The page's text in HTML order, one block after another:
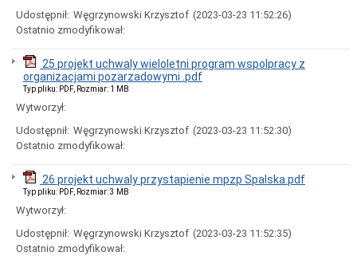
Skargi
wnioski,
petycje
Procedura
dokonywania
zgłoszeń
naruszeń
prawa
podejmowania
działań
następczych
w
Miasta
w
Udostępnił: Węgrzynowski Krzysztof (2023-03-23 11:52:26)
Ostatnio zmodyfikował:
25 projekt uchwaly wieloletni program wspolpracy z
organizacjami pozarzadowymi .pdf
Typ pliku: PDF, Rozmiar: 1 MB
Wytworzył:
Udostępnił: Węgrzynowski Krzysztof (2023-03-23 11:52:30)
Ostatnio zmodyfikował:
26 projekt uchwaly przystapienie mpzp Spalska.pdf
Typ pliku: PDF, Rozmiar: 3 MB
Wytworzył:
Udostępnił: Węgrzynowski Krzysztof (2023-03-23 11:52:35)
Ostatnio zmodyfikował: